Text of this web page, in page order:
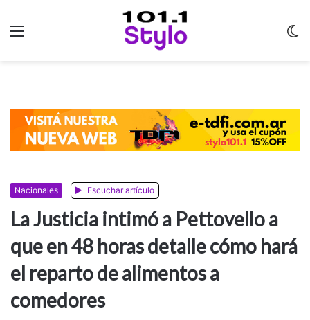
Nacionales Escuchar artículo
La Justicia intimó a Pettovello a
que en 48 horas detalle cómo hará
el reparto de alimentos a
comedores